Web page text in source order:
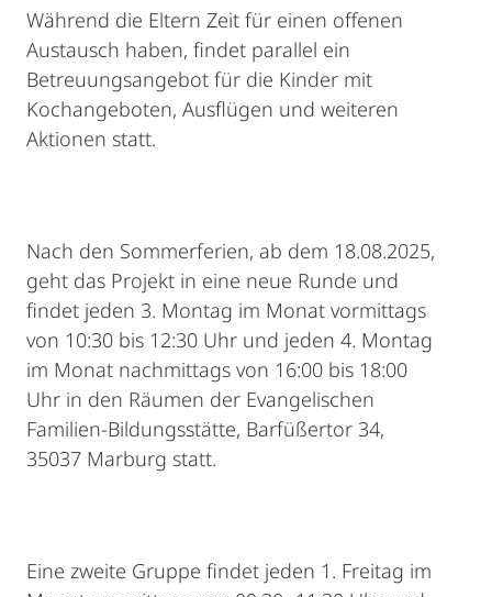
Während die Eltern Zeit für einen offenen
Austausch haben, findet parallel ein
Betreuungsangebot für die Kinder mit
Kochangeboten, Ausflügen und weiteren
Aktionen statt.
Nach den Sommerferien, ab dem 18.08.2025,
geht das Projekt in eine neue Runde und
findet jeden 3. Montag im Monat vormittags
von 10:30 bis 12:30 Uhr und jeden 4. Montag
im Monat nachmittags von 16:00 bis 18:00
Uhr in den Räumen der Evangelischen
Familien-Bildungsstätte, Barfüßertor 34,
35037 Marburg statt.
Eine zweite Gruppe findet jeden 1. Freitag im